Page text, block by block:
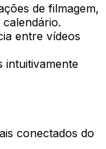
de filmagem,
entre vídeos
intuitivamente
conectados do